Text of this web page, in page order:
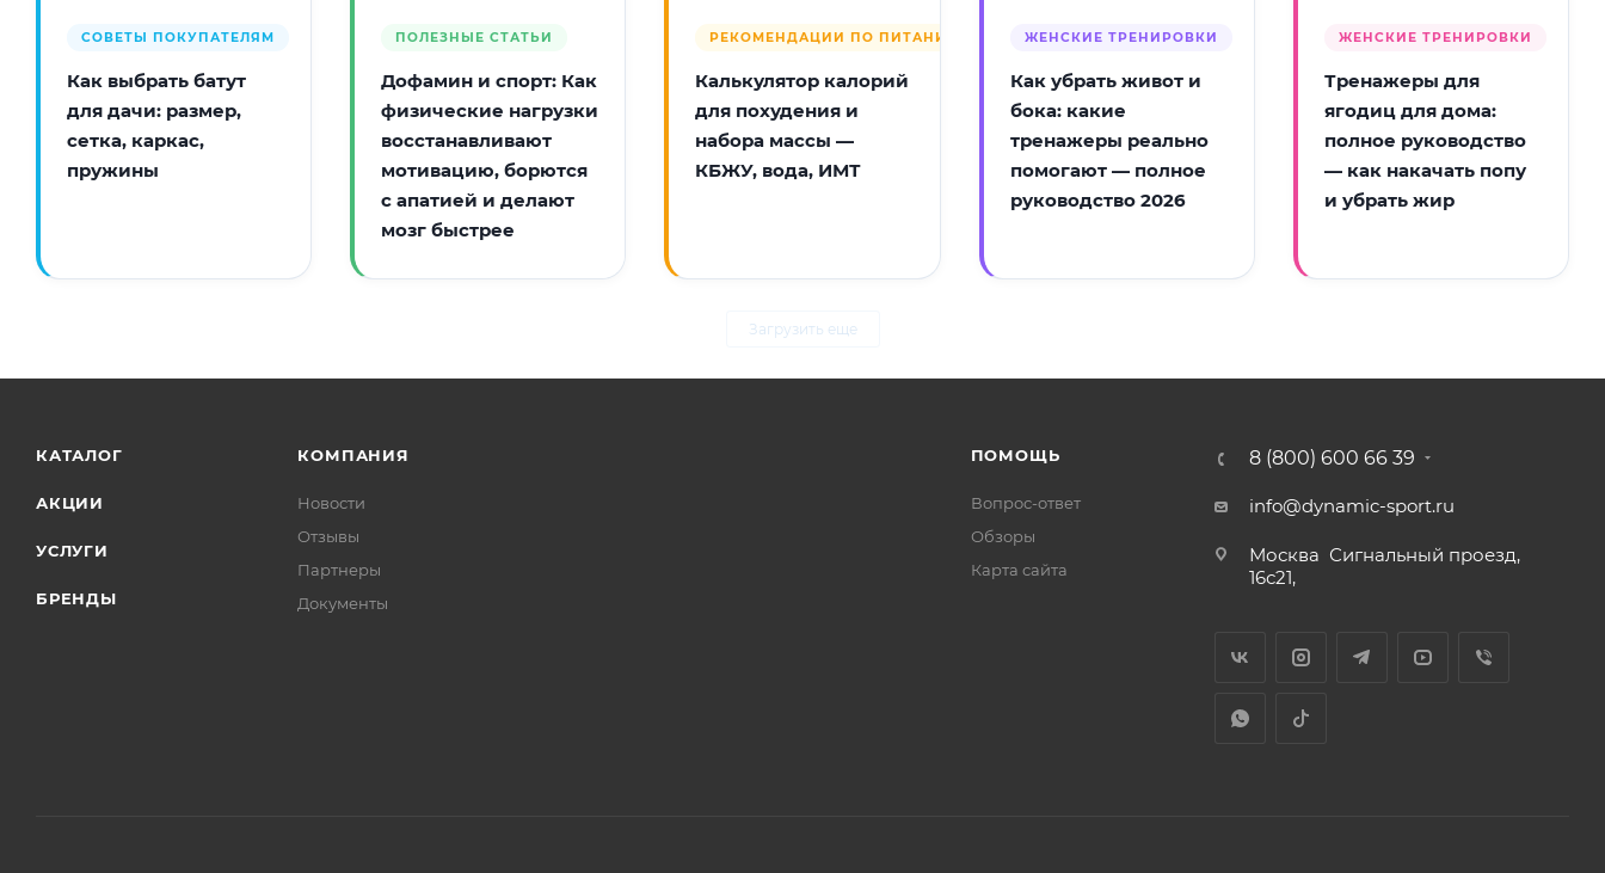
СОВЕТЫ ПОКУПАТЕЛЯМ
Как выбрать батут
для дачи: размер,
сетка, каркас,
пружины
ПОЛЕЗНЫЕ СТАТЬИ
Дофамин и спорт: Как
физические нагрузки
восстанавливают
мотивацию, борются
с апатией и делают
мозг быстрее
РЕКОМЕНДАЦИИ ПО ПИТАНИЮ
Калькулятор калорий
для похудения и
набора массы —
КБЖУ, вода, ИМТ
ЖЕНСКИЕ ТРЕНИРОВКИ
Как убрать живот и
бока: какие
тренажеры реально
помогают — полное
руководство 2026
ЖЕНСКИЕ ТРЕНИРОВКИ
Тренажеры для
ягодиц для дома:
полное руководство
— как накачать попу
и убрать жир
Загрузить еще
КАТАЛОГ
АКЦИИ
УСЛУГИ
БРЕНДЫ
КОМПАНИЯ
Новости
Отзывы
Партнеры
Документы
ПОМОЩЬ
Вопрос-ответ
Обзоры
Карта сайта
8 (800) 600 66 39
info@dynamic-sport.ru
Москва Сигнальный проезд,
16с21,